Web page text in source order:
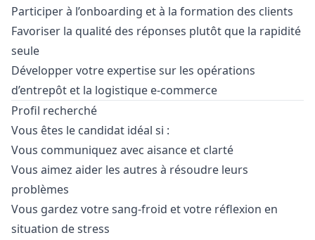
Participer à l’onboarding et à la formation des clients
Favoriser la qualité des réponses plutôt que la rapidité
seule
Développer votre expertise sur les opérations
d’entrepôt et la logistique e-commerce
Profil recherché
Vous êtes le candidat idéal si :
Vous communiquez avec aisance et clarté
Vous aimez aider les autres à résoudre leurs
problèmes
Vous gardez votre sang-froid et votre réflexion en
situation de stress